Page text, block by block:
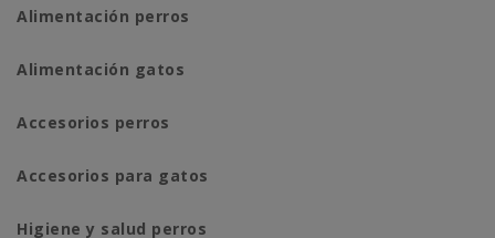
Alimentación perros
Alimentación gatos
Accesorios perros
Accesorios para gatos
Higiene y salud perros